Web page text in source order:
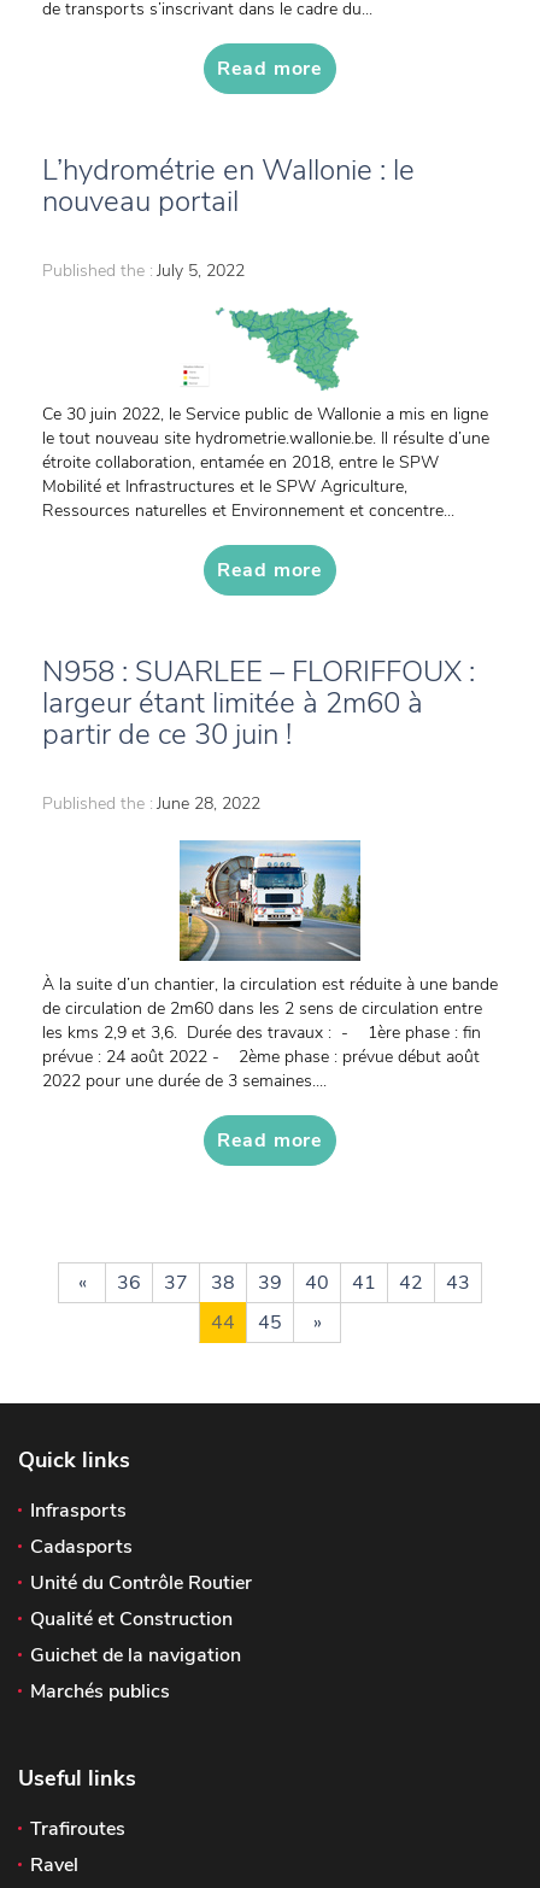
de transports s’inscrivant dans le cadre du...
Read more
L’hydrométrie en Wallonie : le
nouveau portail
Published the : July 5, 2022
Ce 30 juin 2022, le Service public de Wallonie a mis en ligne
le tout nouveau site hydrometrie.wallonie.be. Il résulte d’une
étroite collaboration, entamée en 2018, entre le SPW
Mobilité et Infrastructures et le SPW Agriculture,
Ressources naturelles et Environnement et concentre...
Read more
N958 : SUARLEE – FLORIFFOUX :
largeur étant limitée à 2m60 à
partir de ce 30 juin !
Published the : June 28, 2022
À la suite d’un chantier, la circulation est réduite à une bande
de circulation de 2m60 dans les 2 sens de circulation entre
les kms 2,9 et 3,6. Durée des travaux : - 1ère phase : fin
prévue : 24 août 2022 - 2ème phase : prévue début août
2022 pour une durée de 3 semaines....
Read more
« 36 37 38 39 40 41 42
43
44
45 »
Quick links
Infrasports
Cadasports
Unité du Contrôle Routier
Qualité et Construction
Guichet de la navigation
Marchés publics
Useful links
Trafiroutes
Ravel